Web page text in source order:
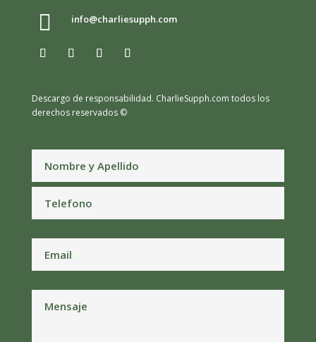
 info@charliesupph.com
Descargo de responsabilidad. CharlieSupph.com todos los
derechos reservados ©